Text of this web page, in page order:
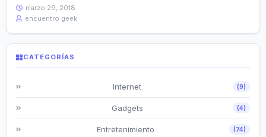
marzo 29, 2018
encuentro geek
CATEGORÍAS
Internet (9)
Gadgets (4)
Entretenimiento (74)